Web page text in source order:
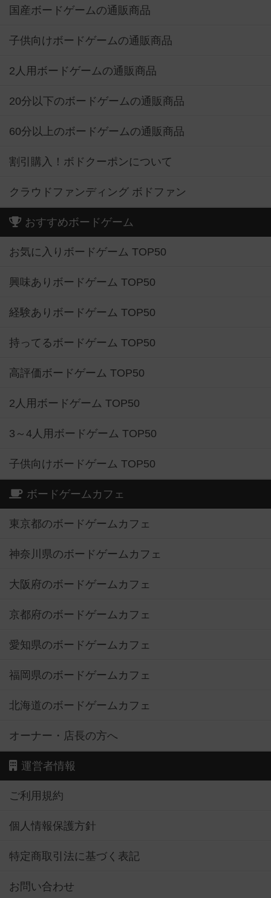
国産ボードゲームの通販商品
子供向けボードゲームの通販商品
2人用ボードゲームの通販商品
20分以下のボードゲームの通販商品
60分以上のボードゲームの通販商品
割引購入！ボドクーポンについて
クラウドファンディング ボドファン
おすすめボードゲーム
お気に入りボードゲーム TOP50
興味ありボードゲーム TOP50
経験ありボードゲーム TOP50
持ってるボードゲーム TOP50
高評価ボードゲーム TOP50
2人用ボードゲーム TOP50
3～4人用ボードゲーム TOP50
子供向けボードゲーム TOP50
ボードゲームカフェ
東京都のボードゲームカフェ
神奈川県のボードゲームカフェ
大阪府のボードゲームカフェ
京都府のボードゲームカフェ
愛知県のボードゲームカフェ
福岡県のボードゲームカフェ
北海道のボードゲームカフェ
オーナー・店長の方へ
運営者情報
ご利用規約
個人情報保護方針
特定商取引法に基づく表記
お問い合わせ